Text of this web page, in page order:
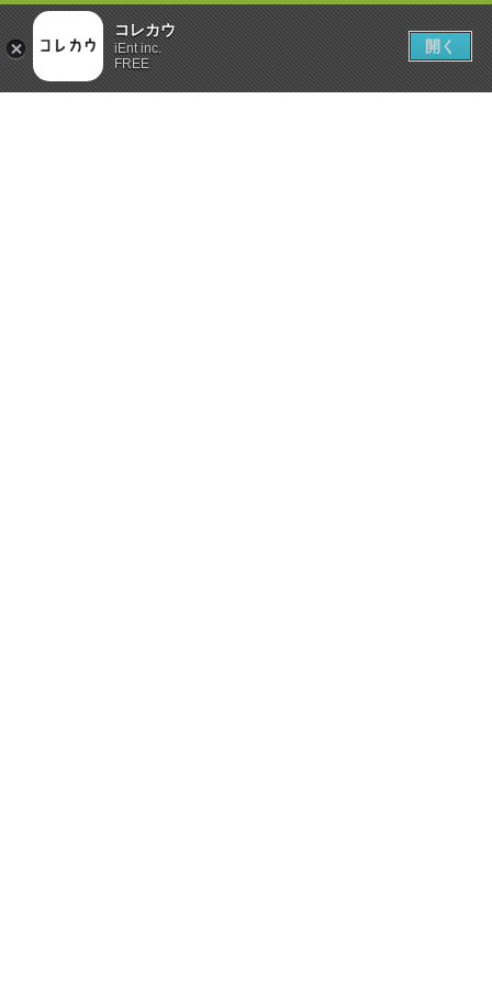
コレカウ
iEnt inc.
FREE
開く